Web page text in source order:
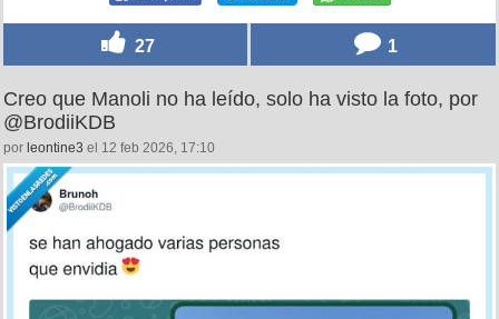
27 1
Creo que Manoli no ha leído, solo ha visto la foto, por
@BrodiiKDB
por leontine3 el 12 feb 2026, 17:10